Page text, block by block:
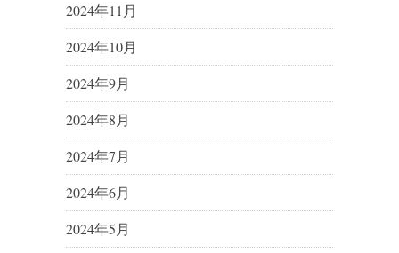
2024年11月
2024年10月
2024年9月
2024年8月
2024年7月
2024年6月
2024年5月